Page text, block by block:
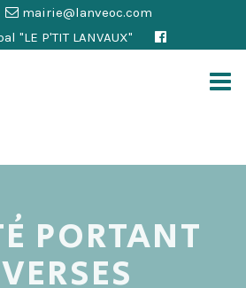
mairie@lanveoc.com
"LE P'TIT LANVAUX"
PORTANT